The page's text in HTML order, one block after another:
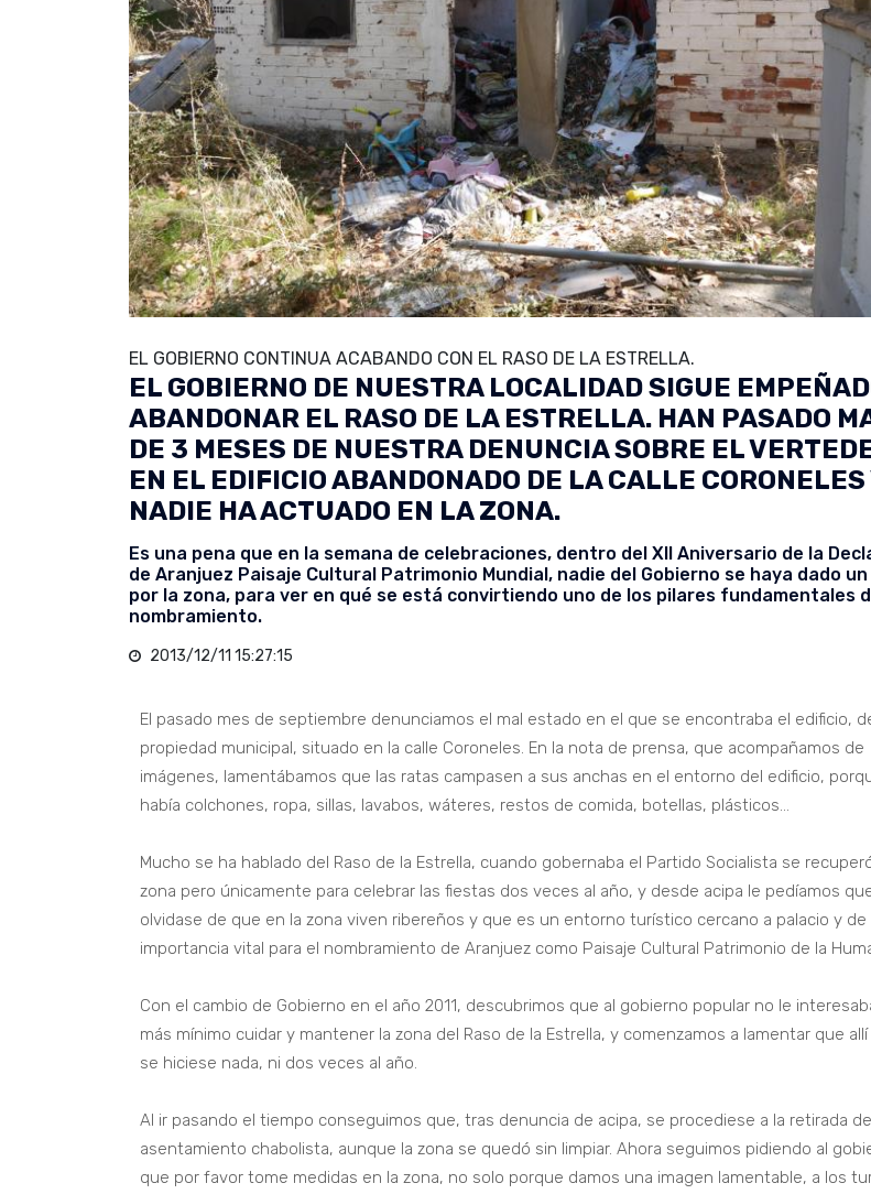
EL GOBIERNO CONTINUA ACABANDO CON EL RASO DE LA ESTRELLA.
EL GOBIERNO DE NUESTRA LOCALIDAD SIGUE
ABANDONAR EL RASO DE LA ESTRELLA. HAN PASADO
DE 3 MESES DE NUESTRA DENUNCIA SOBRE EL
EN EL EDIFICIO ABANDONADO DE LA CALLE CORONELES
NADIE HA ACTUADO EN LA ZONA.
Es una pena que en la semana de celebraciones, dentro del XII Aniversario de la
de Aranjuez Paisaje Cultural Patrimonio Mundial, nadie del Gobierno se haya dado
por la zona, para ver en qué se está convirtiendo uno de los pilares fundamentales
nombramiento.
2013/12/11 15:27:15
El pasado mes de septiembre denunciamos el mal estado en el que se encontraba el edificio,
propiedad municipal, situado en la calle Coroneles. En la nota de prensa, que acompañamos de
imágenes, lamentábamos que las ratas campasen a sus anchas en el entorno del edificio,
había colchones, ropa, sillas, lavabos, wáteres, restos de comida, botellas, plásticos…
Mucho se ha hablado del Raso de la Estrella, cuando gobernaba el Partido Socialista se
zona pero únicamente para celebrar las fiestas dos veces al año, y desde acipa le pedíamos
olvidase de que en la zona viven ribereños y que es un entorno turístico cercano a palacio y de
importancia vital para el nombramiento de Aranjuez como Paisaje Cultural Patrimonio de la
Con el cambio de Gobierno en el año 2011, descubrimos que al gobierno popular no le
más mínimo cuidar y mantener la zona del Raso de la Estrella, y comenzamos a lamentar que
se hiciese nada, ni dos veces al año.
Al ir pasando el tiempo conseguimos que, tras denuncia de acipa, se procediese a la retirada
asentamiento chabolista, aunque la zona se quedó sin limpiar. Ahora seguimos pidiendo al
que por favor tome medidas en la zona, no solo porque damos una imagen lamentable, a los